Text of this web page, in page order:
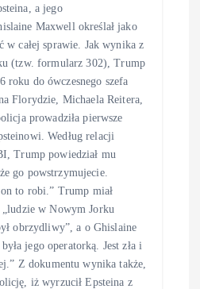
a jego
Maxwell określał jako
w całej sprawie. Jak wynika z
(tzw. formularz 302), Trump
roku do ówczesnego szefa
Florydzie, Michaela Reitera,
prowadziła pierwsze
Według relacji
Trump powiedział mu
go powstrzymujecie.
to robi.” Trump miał
w Nowym Jorku
obrzydliwy”, a o Ghislaine
jego operatorką. Jest zła i
Z dokumentu wynika także,
iż wyrzucił Epsteina z